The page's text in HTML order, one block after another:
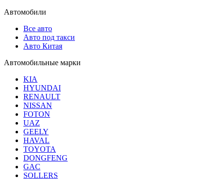
Автомобили
Все авто
Авто под такси
Авто Китая
Автомобильные марки
KIA
HYUNDAI
RENAULT
NISSAN
FOTON
UAZ
GEELY
HAVAL
TOYOTA
DONGFENG
GAC
SOLLERS